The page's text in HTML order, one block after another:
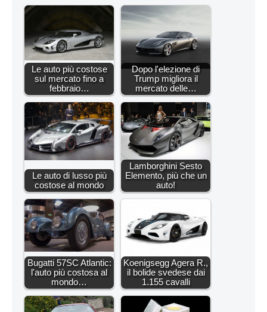
Le auto più costose
sul mercato fino a
febbraio…
Dopo l'elezione di
Trump migliora il
mercato delle…
Le auto di lusso più
costose al mondo
Lamborghini Sesto
Elemento, più che un
auto!
Bugatti 57SC Atlantic:
l'auto più costosa al
mondo…
Koenigsegg Agera R.,
il bolide svedese dai
1.155 cavalli